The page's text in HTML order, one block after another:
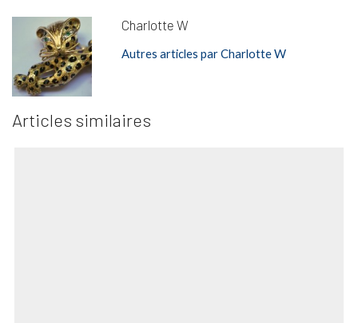
Charlotte W
Autres articles par Charlotte W
Articles similaires